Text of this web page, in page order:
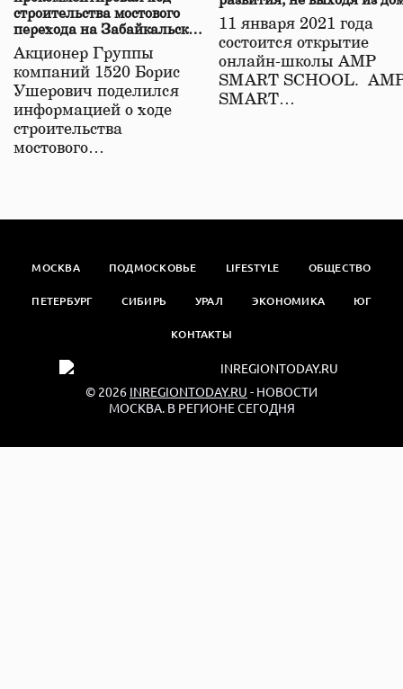
строительства мостового
перехода на Забайкальской
железной дороге
Акционер Группы
компаний 1520 Борис
Ушерович поделился
информацией о ходе
строительства
мостового…
11 января 2021 года
состоится открытие
онлайн-школы АМР
SMART SCHOOL.
SMART…
МОСКВА ПОДМОСКОВЬЕ LIFESTYLE ОБЩЕСТВО
ПЕТЕРБУРГ СИБИРЬ УРАЛ ЭКОНОМИКА ЮГ
КОНТАКТЫ
© 2026 INREGIONTODAY.RU - НОВОСТИ
МОСКВА. В РЕГИОНЕ СЕГОДНЯ